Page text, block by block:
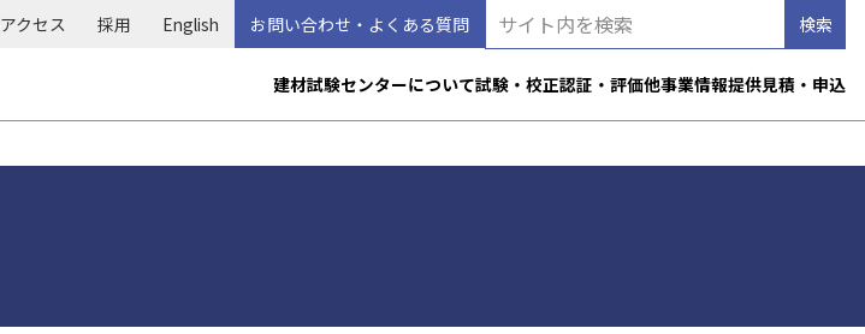
アクセス 採用 English お問い合わせ・よくある質問
メ
イ
建材試験センターについて試験・校正認証・評価他事業情報提供見積・申込